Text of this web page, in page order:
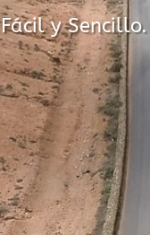
Fácil y